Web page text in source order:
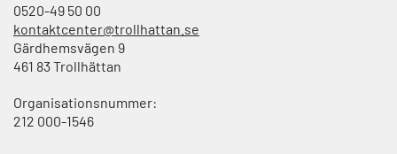
0520-49 50 00
kontaktcenter@trollhattan.se
Gärdhemsvägen 9
461 83 Trollhättan
Organisationsnummer:
212 000-1546